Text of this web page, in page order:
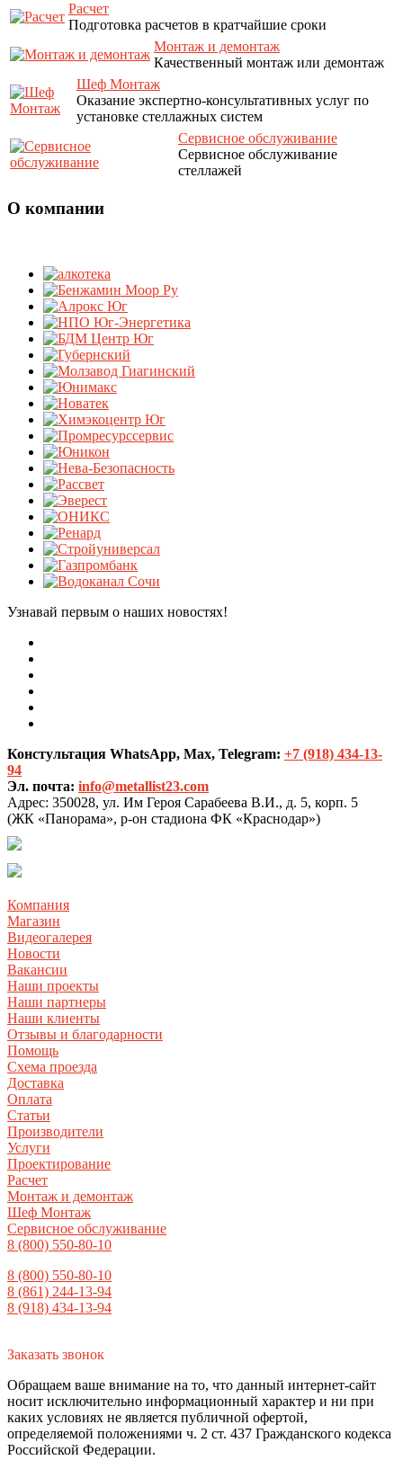
Расчет
Подготовка расчетов в кратчайшие сроки
Монтаж и демонтаж
Качественный монтаж или демонтаж
Шеф Монтаж
Оказание экспертно-консультативных услуг по
установке стеллажных систем
Сервисное обслуживание
Сервисное обслуживание
стеллажей
О компании
Узнавай первым о наших новостях!
Констультация WhatsApp, Max, Telegram: +7 (918) 434-13-
94
Эл. почта: info@metallist23.com
Адрес: 350028, ул. Им Героя Сарабеева В.И., д. 5, корп. 5
(ЖК «Панорама», р-он стадиона ФК «Краснодар»)
Компания
Магазин
Видеогалерея
Новости
Вакансии
Наши проекты
Наши партнеры
Наши клиенты
Отзывы и благодарности
Помощь
Схема проезда
Доставка
Оплата
Статьи
Производители
Услуги
Проектирование
Расчет
Монтаж и демонтаж
Шеф Монтаж
Сервисное обслуживание
8 (800) 550-80-10
8 (800) 550-80-10
8 (861) 244-13-94
8 (918) 434-13-94
Заказать звонок
Обращаем ваше внимание на то, что данный интернет-сайт
носит исключительно информационный характер и ни при
каких условиях не является публичной офертой,
определяемой положениями ч. 2 ст. 437 Гражданского кодекса
Российской Федерации.